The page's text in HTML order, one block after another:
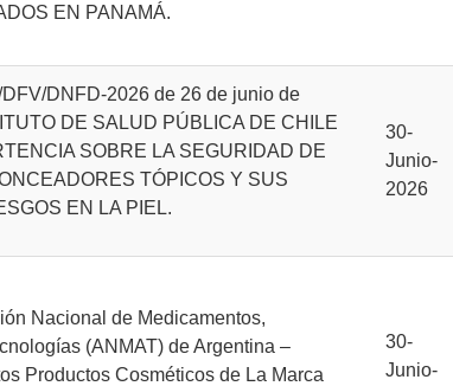
EN PANAMÁ.
DNFD-2026 de 26 de junio de
DE SALUD PÚBLICA DE CHILE
SOBRE LA SEGURIDAD DE
TÓPICOS Y SUS
EN LA PIEL.
30-
Junio-
2026
Nacional de Medicamentos,
(ANMAT) de Argentina –
Productos Cosméticos de La Marca
30-
Junio-